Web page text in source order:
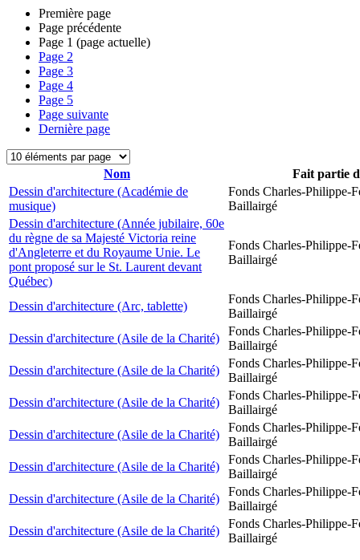
Première page
Page précédente
Page 1 (page actuelle)
Page 2
Page 3
Page 4
Page 5
Page suivante
Dernière page
Nom
Fait partie
Dessin d'architecture (Académie de
musique)
Fonds Charles-Philippe-
Baillairgé
Dessin d'architecture (Année jubilaire, 60e
du règne de sa Majesté Victoria reine
d'Angleterre et du Royaume Unie. Le
pont proposé sur le St. Laurent devant
Québec)
Fonds Charles-Philippe-
Baillairgé
Dessin d'architecture (Arc, tablette)
Fonds Charles-Philippe-
Baillairgé
Dessin d'architecture (Asile de la Charité)
Fonds Charles-Philippe-
Baillairgé
Dessin d'architecture (Asile de la Charité)
Fonds Charles-Philippe-
Baillairgé
Dessin d'architecture (Asile de la Charité)
Fonds Charles-Philippe-
Baillairgé
Dessin d'architecture (Asile de la Charité)
Fonds Charles-Philippe-
Baillairgé
Dessin d'architecture (Asile de la Charité)
Fonds Charles-Philippe-
Baillairgé
Dessin d'architecture (Asile de la Charité)
Fonds Charles-Philippe-
Baillairgé
Dessin d'architecture (Asile de la Charité)
Fonds Charles-Philippe-
Baillairgé